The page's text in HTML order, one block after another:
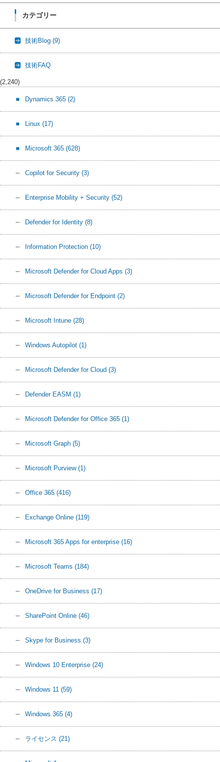
カテゴリー
技術Blog (9)
技術FAQ
(2,240)
Dynamics 365 (2)
Linux (17)
Microsoft 365 (628)
Copilot for Security (3)
Enterprise Mobility + Security (52)
Defender for Identity (8)
Information Protection (10)
Microsoft Defender for Cloud Apps (3)
Microsoft Defender for Endpoint (2)
Microsoft Intune (28)
Windows Autopilot (1)
Microsoft Defender for Cloud (3)
Defender EASM (1)
Microsoft Defender for Office 365 (1)
Microsoft Graph (5)
Microsoft Purview (1)
Office 365 (416)
Exchange Online (119)
Microsoft 365 Apps for enterprise (16)
Microsoft Teams (184)
OneDrive for Business (17)
SharePoint Online (46)
Skype for Business (3)
Windows 10 Enterprise (24)
Windows 11 (59)
Windows 365 (4)
ライセンス (21)